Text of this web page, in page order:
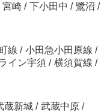
宮崎 / 下小田中 / 鷺沼 /
線 / 小田急小田原線 /
イン宇須 / 横須賀線 /
蔵新城 / 武蔵中原 /